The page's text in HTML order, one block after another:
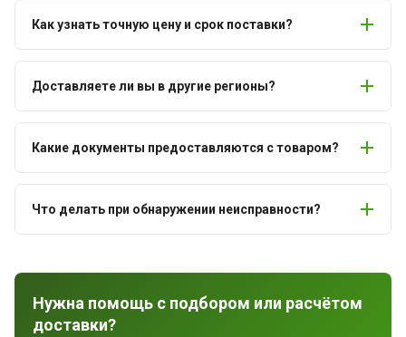
Как узнать точную цену и срок поставки?
Доставляете ли вы в другие регионы?
Какие документы предоставляются с товаром?
Что делать при обнаружении неисправности?
Нужна помощь с подбором или расчётом
доставки?